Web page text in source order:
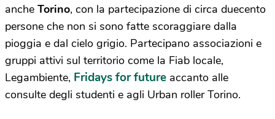
anche Torino, con la partecipazione di circa duecento
persone che non si sono fatte scoraggiare dalla
pioggia e dal cielo grigio. Partecipano associazioni e
gruppi attivi sul territorio come la Fiab locale,
Legambiente, Fridays for future accanto alle
consulte degli studenti e agli Urban roller Torino.